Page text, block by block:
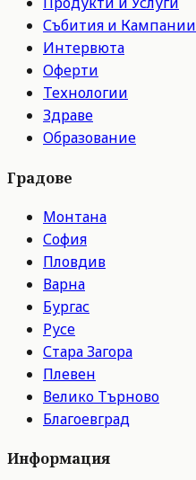
Събития и Кампании
Интервюта
Оферти
Технологии
Здраве
Образование
Градове
Монтана
София
Пловдив
Варна
Бургас
Русе
Стара Загора
Плевен
Велико Търново
Благоевград
Информация